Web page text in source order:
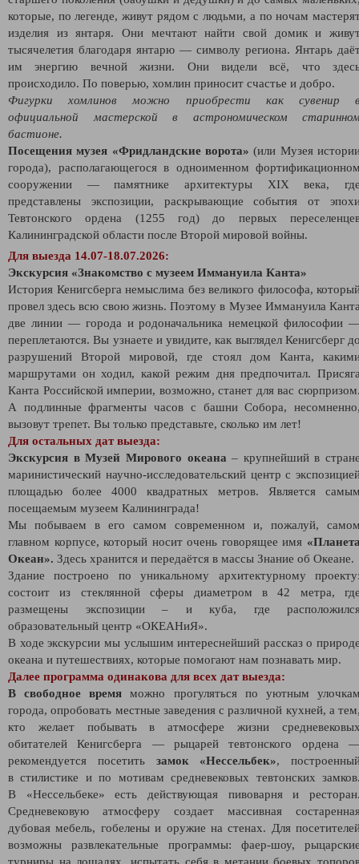
которые, по легенде, живут рядом с людьми, а по ночам
изделия из янтаря. Они мечтают найти свой домик и
тысячелетия благодаря янтарю — символу региона. Янтарь
им энергию вечной жизни. Они видели всё, что
происходило. По поверью, хомлин приносит счастье и добро.
Фигурки хомлинов можно приобрести как сувенир
официальной мастерской в астрономическом
бастионе.
Посещения музея «Фридландские ворота» (или Музея
города), располагающегося в одноименном
сооружении — памятнике архитектуры XIX века,
представлены экспозиции, раскрывающие события от
Тевтонского ордена (1255 год) до первых
Калининградской области после Второй мировой войны.
Для выезда 14.07-18.07.2026:
Экскурсия «Знакомство с музеем Иммануила Канта»
История Кенигсберга немыслима без великого философа,
провел здесь всю свою жизнь. Поэтому в Музее Иммануила
две линии — города и родоначальника немецкой философии
переплетаются. Вы узнаете и увидите, как выглядел Кенигсберг
разрушений Второй мировой, где стоял дом Канта,
маршрутами он ходил, какой режим дня предпочитал.
Канта Российской империи, возможно, станет для вас
А подлинные фрагменты часов с башни Собора,
вызовут трепет. Вы только представьте, сколько им лет!
Для остальных дат выезда:
Экскурсия в Музей Мирового океана – крупнейший в
маринистический научно-исследовательский центр с
площадью более 4000 квадратных метров. Является
посещаемым музеем Калининграда!
Мы побываем в его самом современном и, пожалуй,
главном корпусе, который носит очень говорящее имя
Океан». Здесь хранится и передаётся в массы Знание об Океане.
Здание построено по уникальному архитектурному
состоит из стеклянной сферы диаметром в 42 метра,
размещены экспозиции – и куба, где
образовательный центр «ОКЕАНиЯ».
В ходе экскурсии мы услышим интереснейший рассказ о
океана и путешествиях, которые помогают нам познавать мир.
Далее программа одинакова для всех дат выезда:
В свободное времяможно прогуляться по уютным
города, опробовать местные заведения с различной кухней, а
кто желает побывать в атмосфере жизни
обитателей Кенигсберга — рыцарей тевтонского ордена
рекомендуется посетить замок «Нессельбек»,
в стилистике и по мотивам средневековых тевтонских
В «Нессельбеке» есть действующая пивоварня и
Средневековую атмосферу создает массивная
дубовая мебель, гобелены и оружие на стенах. Для
возможны развлекательные программы: фаер-шоу,
турниры на лошадях, испытать себя в метании боевых